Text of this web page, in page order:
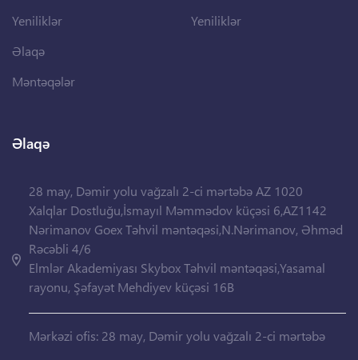
Yeniliklər
Əlaqə
Məntəqələr
Yeniliklər
Əlaqə
28 may, Dəmir yolu vağzalı 2-ci mərtəbə AZ 1020
Xalqlar Dostluğu,İsmayıl Məmmədov küçəsi 6,AZ1142
Nərimanov Goex Təhvil məntəqəsi,N.Nərimanov, Əhməd
Rəcəbli 4/6
Elmlər Akademiyası Skybox Təhvil məntəqəsi,Yasamal
rayonu, Şəfayət Mehdiyev küçəsi 16B
Mərkəzi ofis: 28 may, Dəmir yolu vağzalı 2-ci mərtəbə